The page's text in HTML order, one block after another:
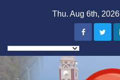
Thu. Aug 6th, 2026